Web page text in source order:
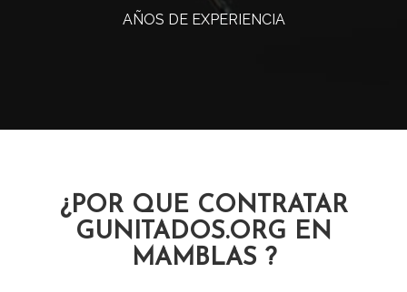
AÑOS DE EXPERIENCIA
¿POR QUE CONTRATAR
GUNITADOS.ORG EN
MAMBLAS ?